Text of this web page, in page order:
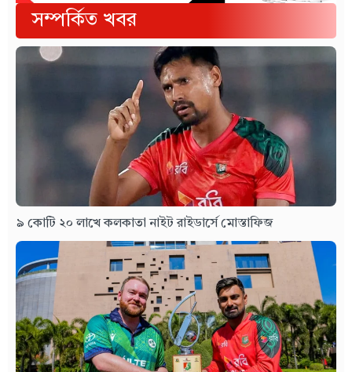
সম্পর্কিত খবর
৯ কোটি ২০ লাখে কলকাতা নাইট রাইডার্সে মোস্তাফিজ